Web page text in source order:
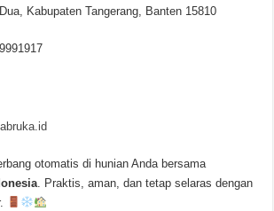
Kabupaten Tangerang, Banten 15810
otomatis di hunian Anda bersama
. Praktis, aman, dan tetap selaras dengan